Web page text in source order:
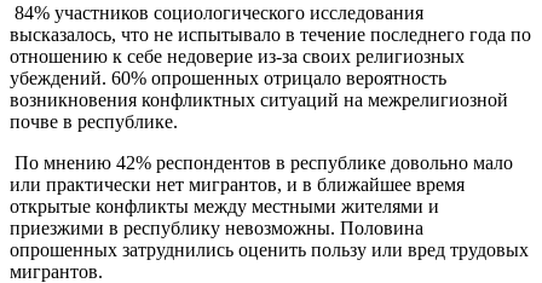
84% участников социологического исследования
высказалось, что не испытывало в течение последнего года по
отношению к себе недоверие из-за своих религиозных
убеждений. 60% опрошенных отрицало вероятность
возникновения конфликтных ситуаций на межрелигиозной
почве в республике.
По мнению 42% респондентов в республике довольно мало
или практически нет мигрантов, и в ближайшее время
открытые конфликты между местными жителями и
приезжими в республику невозможны. Половина
опрошенных затруднились оценить пользу или вред трудовых
мигрантов.